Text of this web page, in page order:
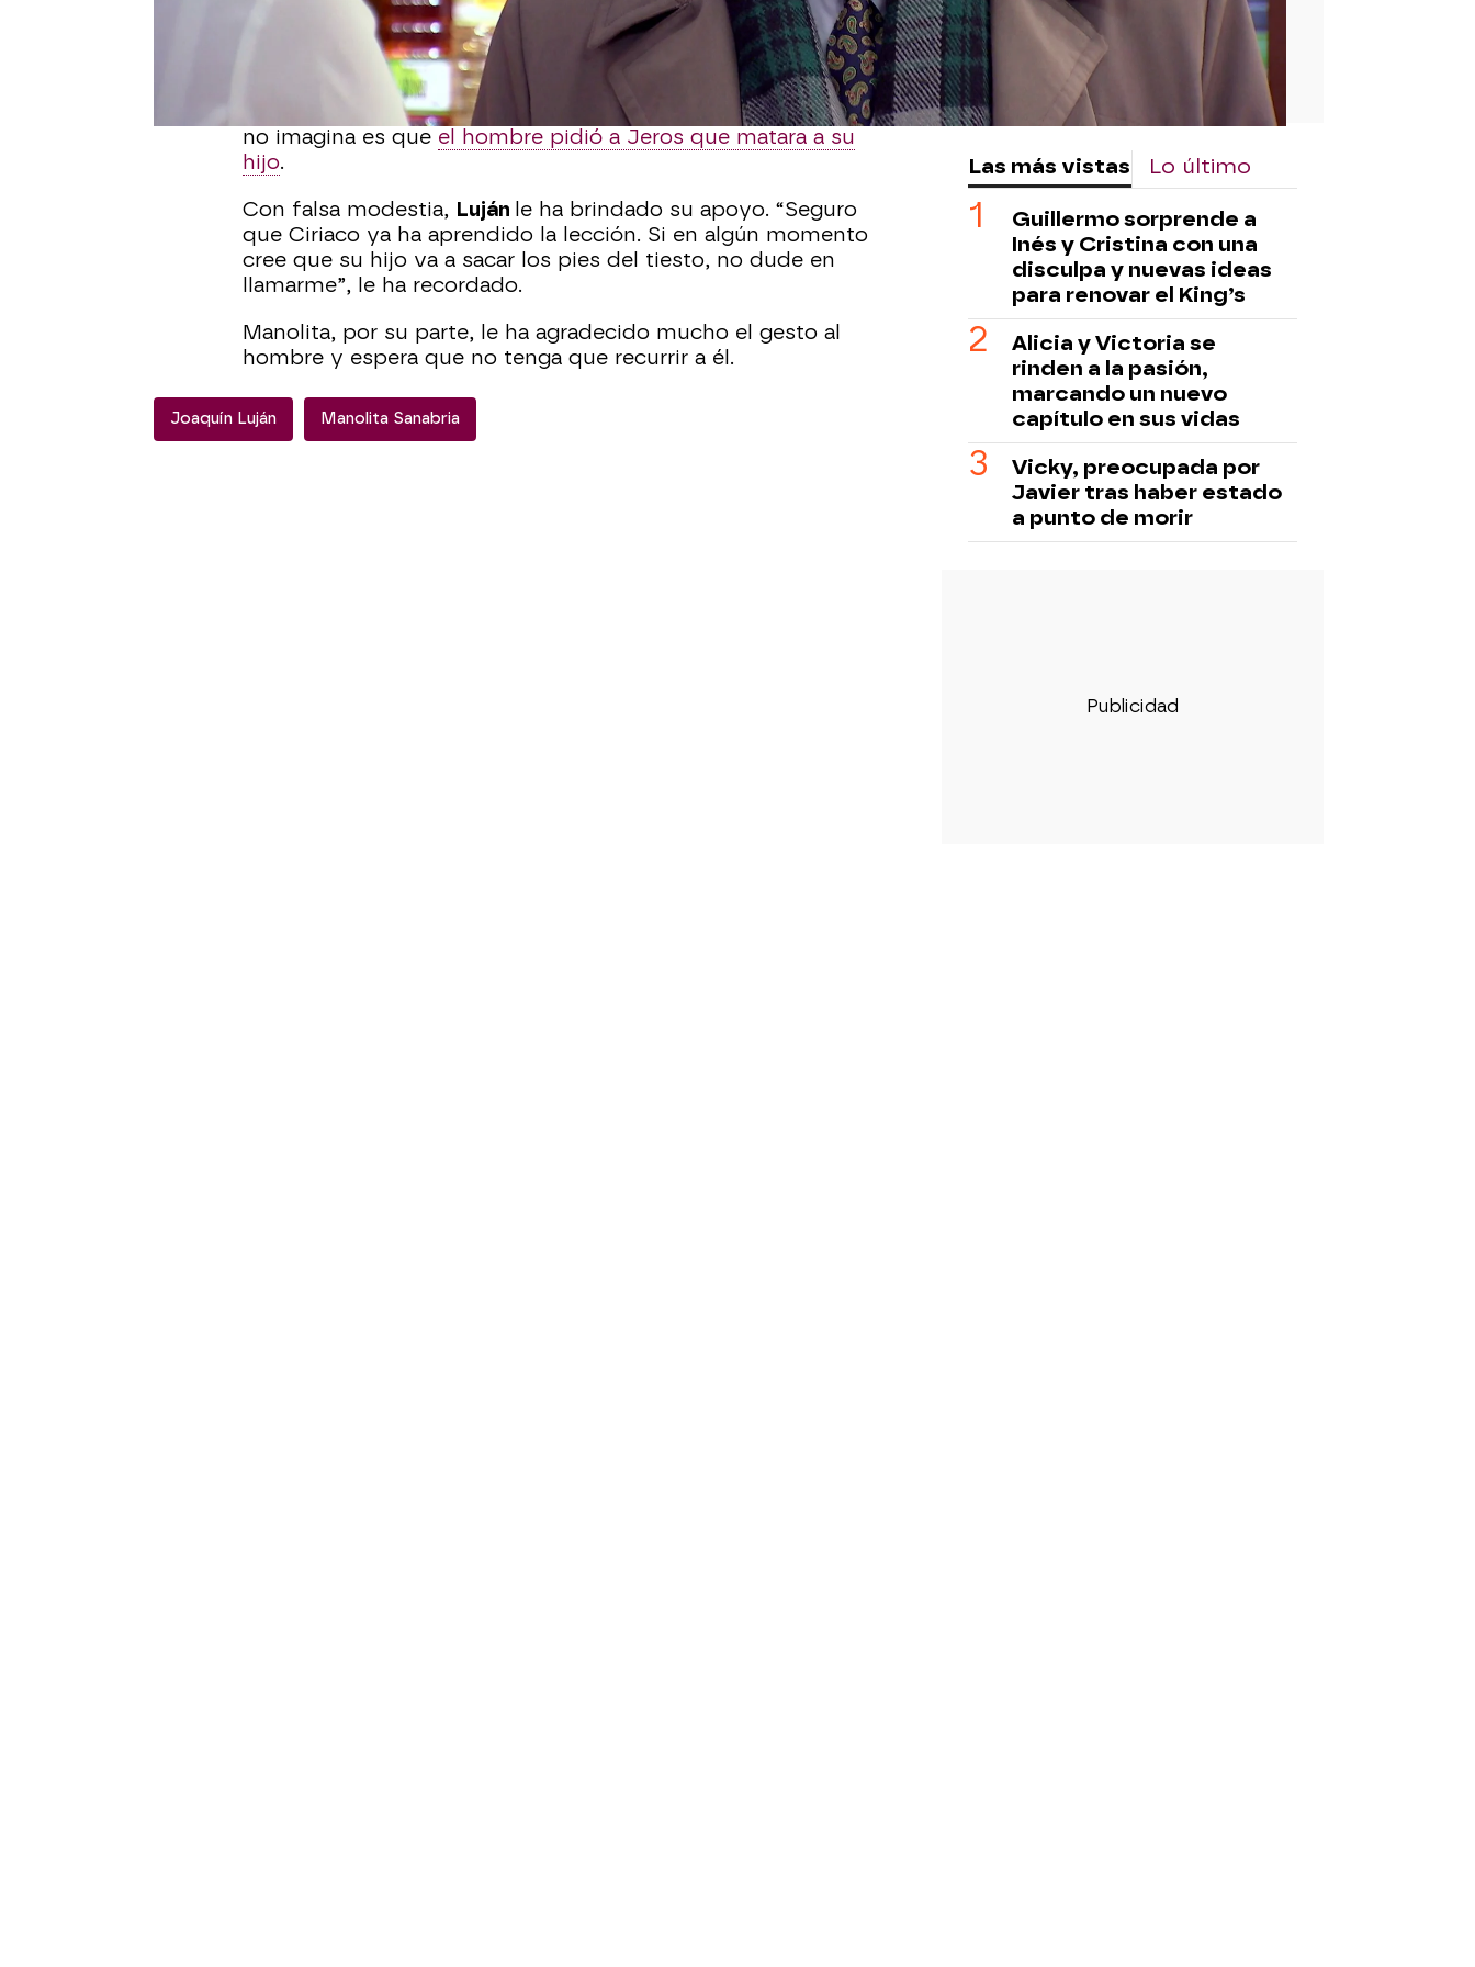
ganarse la confianza de Manolitapara descubrir más
cosas sobre el joven.
En el supermercado, el comisario le ha pedido disculpas a la
mujer por haber pensado mal de Ciriaco, pero lo que Manolita
no imagina es que el hombre pidió a Jeros que matara a su
hijo.
Con falsa modestia, Luján le ha brindado su apoyo. “Seguro
que Ciriaco ya ha aprendido la lección. Si en algún momento
cree que su hijo va a sacar los pies del tiesto, no dude en
llamarme”, le ha recordado.
Manolita, por su parte, le ha agradecido mucho el gesto al
hombre y espera que no tenga que recurrir a él.
Joaquín Luján Manolita Sanabria
Las más vistas Lo último
Guillermo sorprende a
Inés y Cristina con una
disculpa y nuevas ideas
para renovar el King’s
Alicia y Victoria se
rinden a la pasión,
marcando un nuevo
capítulo en sus vidas
Vicky, preocupada por
Javier tras haber estado
a punto de morir